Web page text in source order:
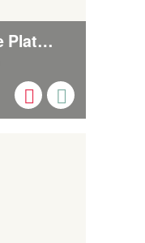
„Haus Neun“ – Neue Plattform für Games